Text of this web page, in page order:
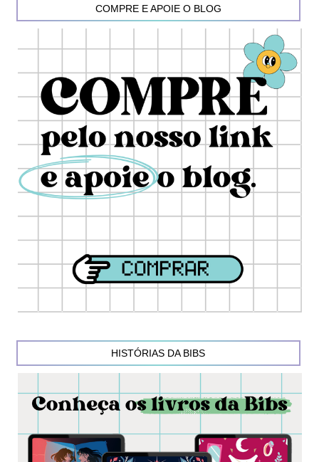
COMPRE E APOIE O BLOG
HISTÓRIAS DA BIBS